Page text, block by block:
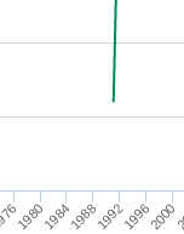
198019841988199219962000